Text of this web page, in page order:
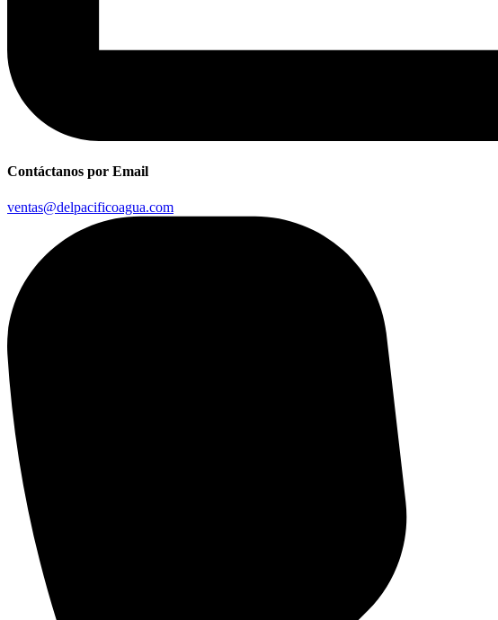
Contáctanos por Email
ventas@delpacificoagua.com